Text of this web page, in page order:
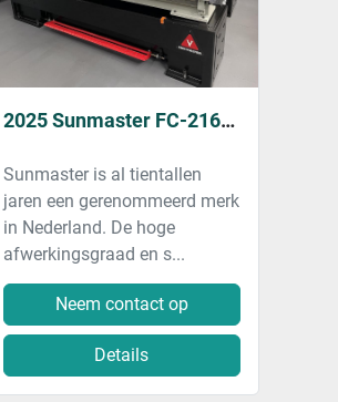
2025 Sunmaster FC-2160 (2) (New)
Sunmaster is al tientallen
jaren een gerenommeerd merk
in Nederland. De hoge
afwerkingsgraad en s...
Neem contact op
Details